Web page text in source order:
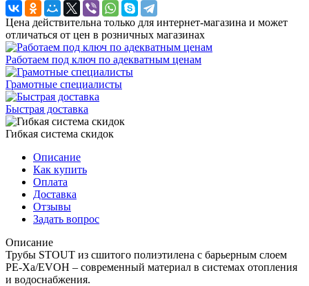
Цена действительна только для интернет-магазина и может
отличаться от цен в розничных магазинах
Работаем под ключ по адекватным ценам
Грамотные специалисты
Быстрая доставка
Гибкая система скидок
Описание
Как купить
Оплата
Доставка
Отзывы
Задать вопрос
Описание
Трубы STOUT из сшитого полиэтилена с барьерным слоем
PE-Xa/EVOH – современный материал в системах отопления
и водоснабжения.